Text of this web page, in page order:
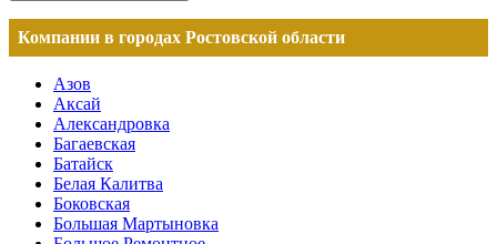
Компании в городах Ростовской области
Азов
Аксай
Александровка
Багаевская
Батайск
Белая Калитва
Боковская
Большая Мартыновка